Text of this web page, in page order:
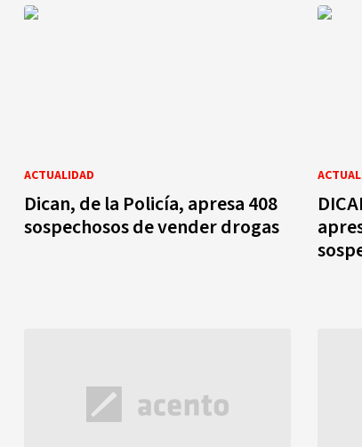
ACTUALIDAD
Dican, de la Policía, apresa 408
sospechosos de vender drogas